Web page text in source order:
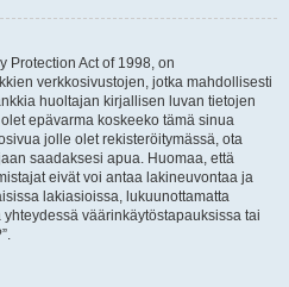
Protection Act of 1998, on
verkkosivustojen, jotka mahdollisesti
huoltajan kirjallisen luvan tietojen
epävarma koskeeko tämä sinua
jolle olet rekisteröitymässä, ota
saadaksesi apua. Huomaa, että
eivät voi antaa lakineuvontaa ja
lakiasioissa, lukuunottamatta
väärinkäytöstapauksissa tai